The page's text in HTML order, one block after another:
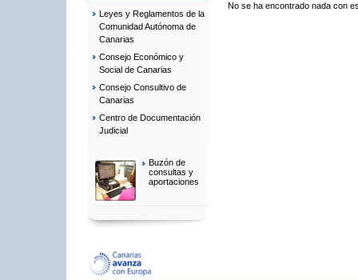
Leyes y Reglamentos de la
Comunidad Autónoma de
Canarias
Consejo Económico y
Social de Canarias
Consejo Consultivo de
Canarias
Centro de Documentación
Judicial
Buzón de
consultas y
aportaciones
No se ha encontrado nada con